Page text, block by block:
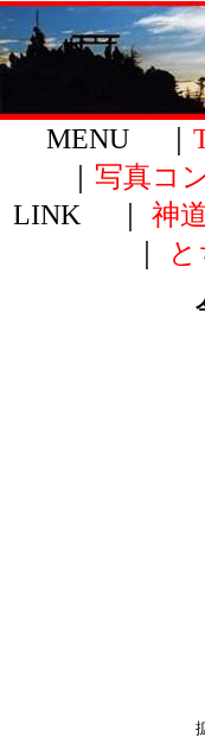
MENU ｜
写真コ
LINK ｜ 神道